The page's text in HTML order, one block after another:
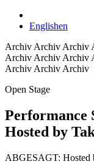
Englishen
Archiv Archiv Archiv
Archiv Archiv Archiv
Archiv Archiv Archiv
Open Stage
Performance
Hosted by
ABGESAGT: Hosted